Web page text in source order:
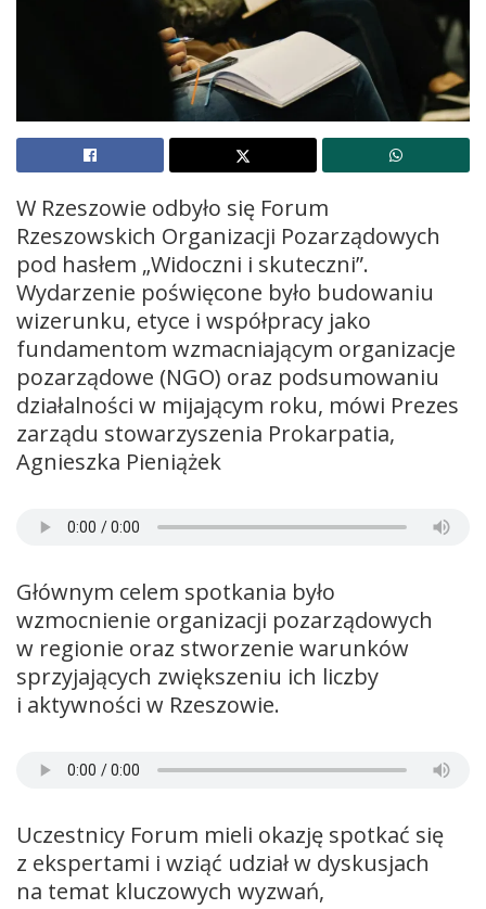
W Rzeszowie odbyło się Forum
Rzeszowskich Organizacji Pozarządowych
pod hasłem „Widoczni i skuteczni”.
Wydarzenie poświęcone było budowaniu
wizerunku, etyce i współpracy jako
fundamentom wzmacniającym organizacje
pozarządowe (NGO) oraz podsumowaniu
działalności w mijającym roku, mówi Prezes
zarządu stowarzyszenia Prokarpatia,
Agnieszka Pieniążek
Głównym celem spotkania było
wzmocnienie organizacji pozarządowych
w regionie oraz stworzenie warunków
sprzyjających zwiększeniu ich liczby
i aktywności w Rzeszowie.
Uczestnicy Forum mieli okazję spotkać się
z ekspertami i wziąć udział w dyskusjach
na temat kluczowych wyzwań,